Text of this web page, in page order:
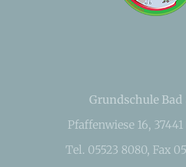
Grundschule Bad
Pfaffenwiese 16,
Tel. 05523 8080, Fax